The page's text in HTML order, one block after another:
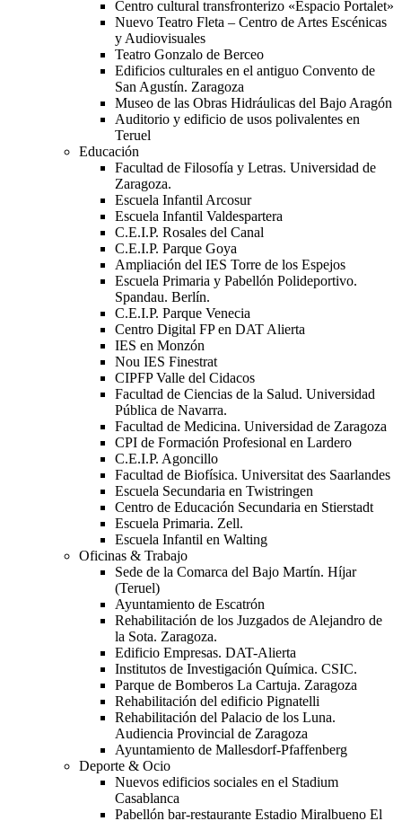
Centro cultural transfronterizo «Espacio Portalet»
Nuevo Teatro Fleta – Centro de Artes Escénicas
y Audiovisuales
Teatro Gonzalo de Berceo
Edificios culturales en el antiguo Convento de
San Agustín. Zaragoza
Museo de las Obras Hidráulicas del Bajo Aragón
Auditorio y edificio de usos polivalentes en
Teruel
Educación
Facultad de Filosofía y Letras. Universidad de
Zaragoza.
Escuela Infantil Arcosur
Escuela Infantil Valdespartera
C.E.I.P. Rosales del Canal
C.E.I.P. Parque Goya
Ampliación del IES Torre de los Espejos
Escuela Primaria y Pabellón Polideportivo.
Spandau. Berlín.
C.E.I.P. Parque Venecia
Centro Digital FP en DAT Alierta
IES en Monzón
Nou IES Finestrat
CIPFP Valle del Cidacos
Facultad de Ciencias de la Salud. Universidad
Pública de Navarra.
Facultad de Medicina. Universidad de Zaragoza
CPI de Formación Profesional en Lardero
C.E.I.P. Agoncillo
Facultad de Biofísica. Universitat des Saarlandes
Escuela Secundaria en Twistringen
Centro de Educación Secundaria en Stierstadt
Escuela Primaria. Zell.
Escuela Infantil en Walting
Oficinas & Trabajo
Sede de la Comarca del Bajo Martín. Híjar
(Teruel)
Ayuntamiento de Escatrón
Rehabilitación de los Juzgados de Alejandro de
la Sota. Zaragoza.
Edificio Empresas. DAT-Alierta
Institutos de Investigación Química. CSIC.
Parque de Bomberos La Cartuja. Zaragoza
Rehabilitación del edificio Pignatelli
Rehabilitación del Palacio de los Luna.
Audiencia Provincial de Zaragoza
Ayuntamiento de Mallesdorf-Pfaffenberg
Deporte & Ocio
Nuevos edificios sociales en el Stadium
Casablanca
Pabellón bar-restaurante Estadio Miralbueno El